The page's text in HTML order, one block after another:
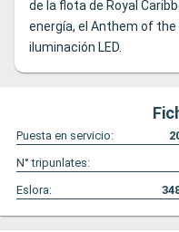
de la flota de Royal
energía, el Anthem of
iluminación LED.
Puesta en servicio:
N° tripunlates:
Eslora: